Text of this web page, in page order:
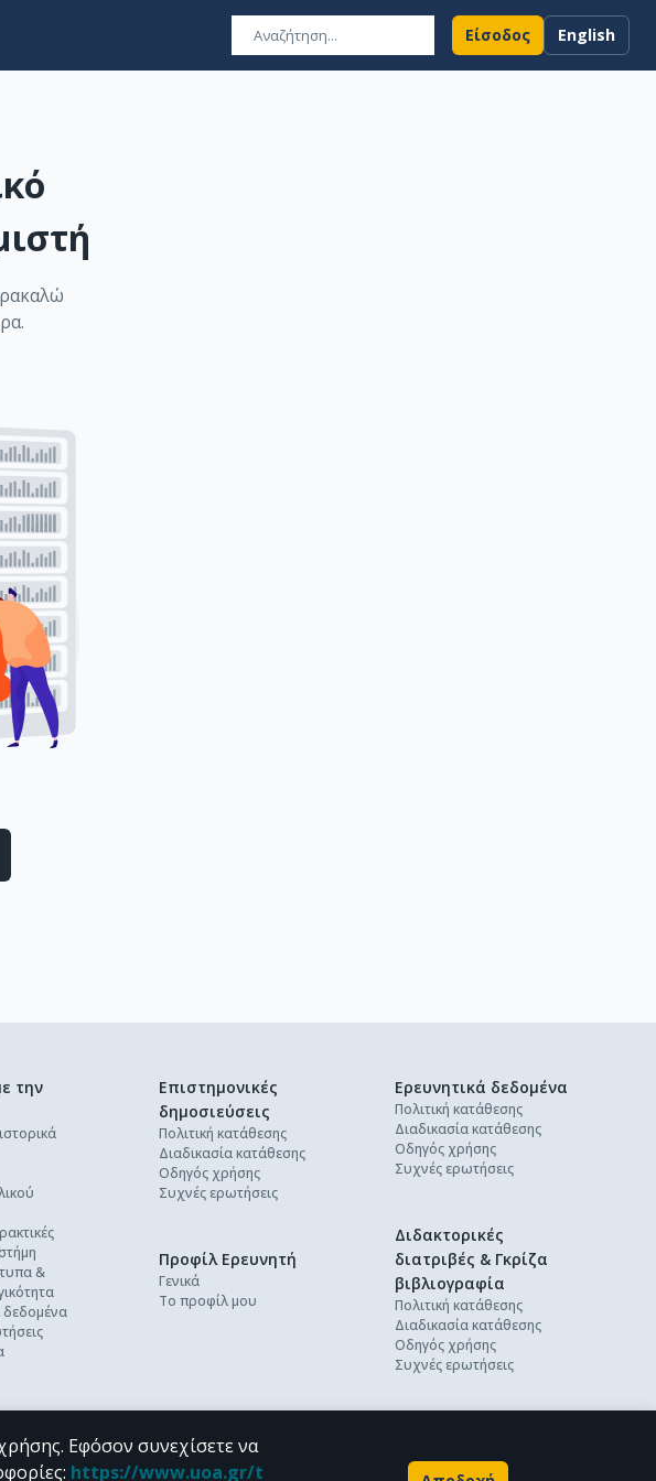
Είσοδος English
την
&
Επιστημονικές
δημοσιεύσεις
Πολιτική κατάθεσης
Διαδικασία κατάθεσης
Οδηγός χρήσης
Συχνές ερωτήσεις
Ερευνητικά δεδομένα
Πολιτική κατάθεσης
Διαδικασία κατάθεσης
Οδηγός χρήσης
Συχνές ερωτήσεις
Διδακτορικές
διατριβές & Γκρίζα
βιβλιογραφία
Πολιτική κατάθεσης
Διαδικασία κατάθεσης
Οδηγός χρήσης
Συχνές ερωτήσεις
Προφίλ Ερευνητή
Γενικά
Το προφίλ μου
Εφόσον συνεχίσετε να
: https://www.uoa.gr/t